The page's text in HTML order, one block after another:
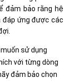
đảm bảo rằng hệ
đáp ứng được các
sử dụng
với từng dòng
đảm bảo chọn